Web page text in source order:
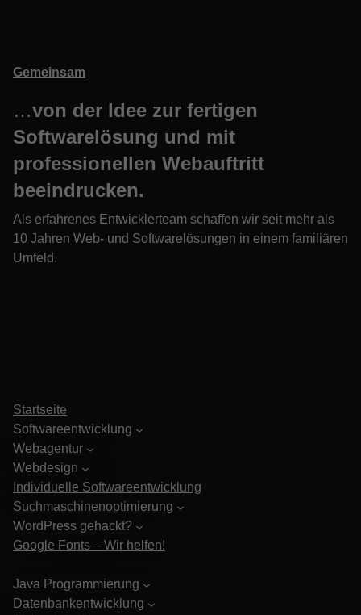
Gemeinsam
…von der Idee zur fertigen
Softwarelösung und mit
professionellen Webauftritt
beeindrucken.
Als erfahrenes Entwicklerteam schaffen wir seit mehr als
10 Jahren Web- und Softwarelösungen in einem familiären
Umfeld.
Startseite
Softwareentwicklung
Webagentur
Webdesign
Individuelle Softwareentwicklung
Suchmaschinenoptimierung
WordPress gehackt?
Google Fonts – Wir helfen!
Java Programmierung
Datenbankentwicklung